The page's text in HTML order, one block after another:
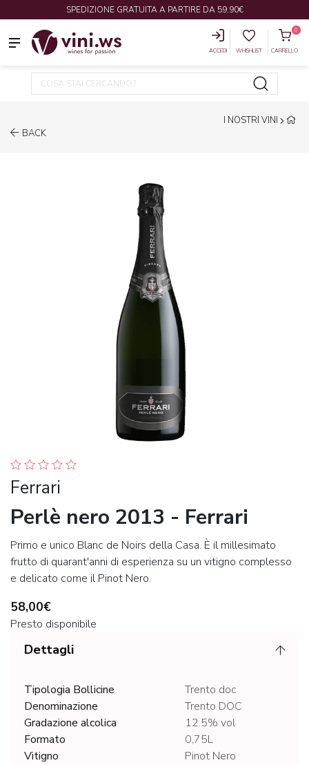
SPEDIZIONE GRATUITA A PARTIRE DA 59,90€
ACCEDI WHISHLIST
0
CARRELLO
BACK
I NOSTRI VINI
Ferrari
Perlè nero 2013 - Ferrari
Primo e unico Blanc de Noirs della Casa. È il millesimato
frutto di quarant'anni di esperienza su un vitigno complesso
e delicato come il Pinot Nero.
58,00€
Presto disponibile
Dettagli
Tipologia Bollicine
Trento doc
Denominazione
Trento DOC
Gradazione alcolica
12.5% vol
Formato
0,75L
Vitigno
Pinot Nero